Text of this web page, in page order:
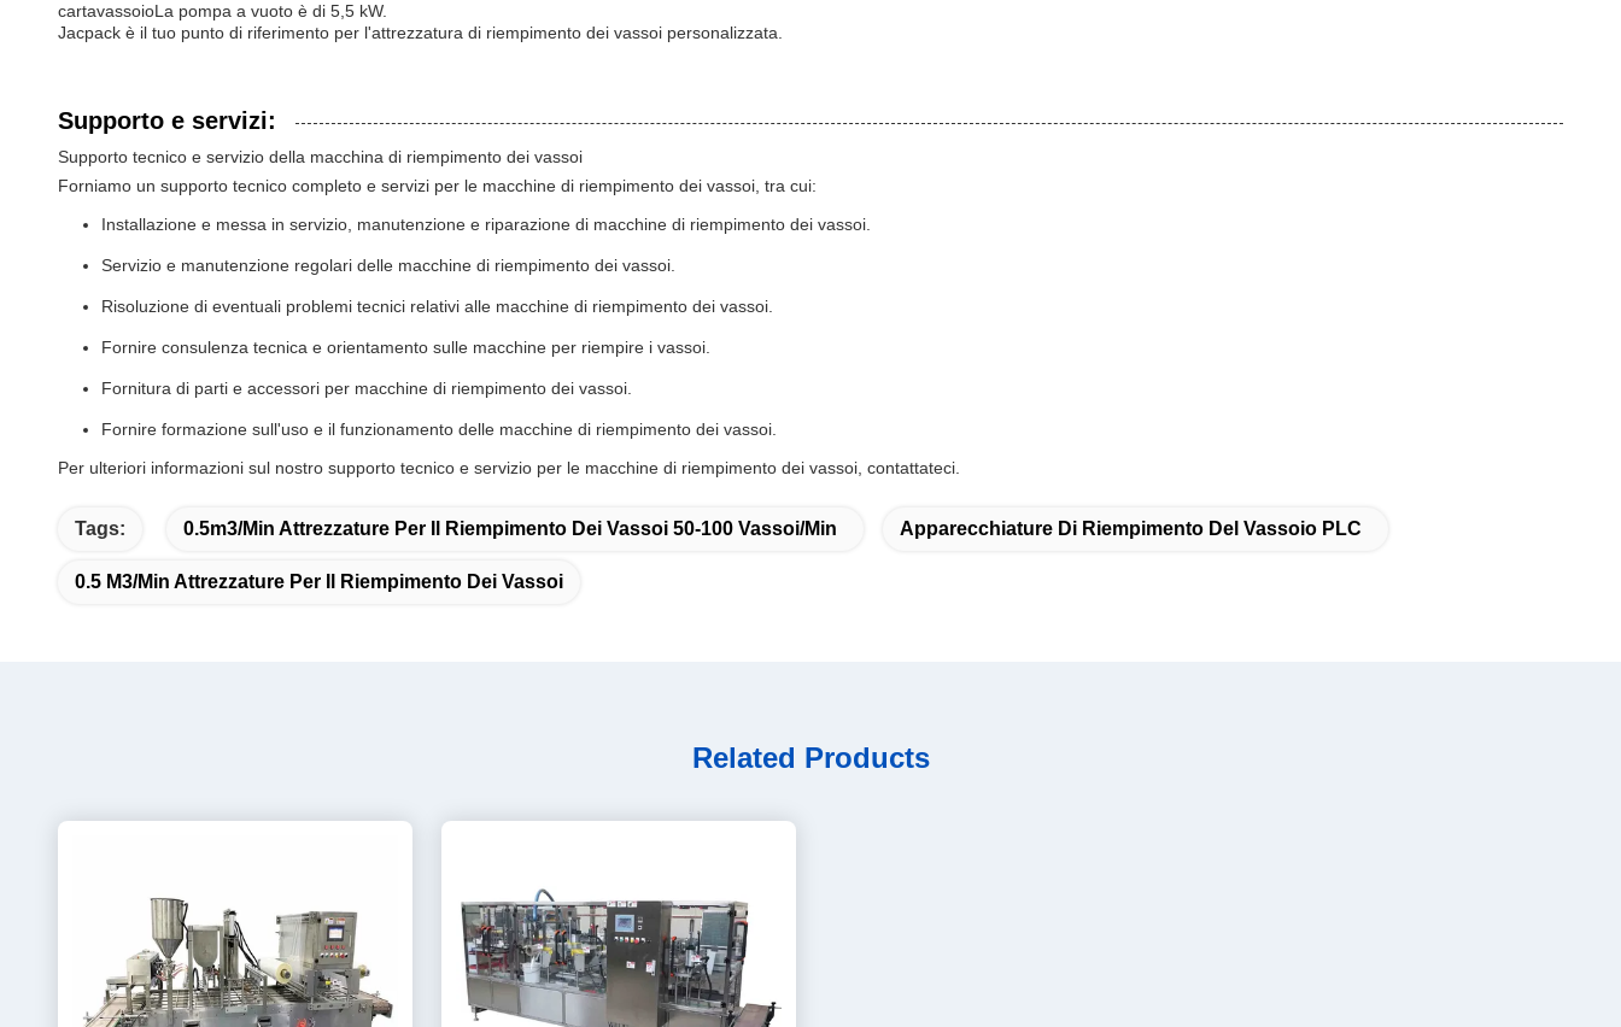
cartavassoioLa pompa a vuoto è di 5,5 kW.
Jacpack è il tuo punto di riferimento per l'attrezzatura di riempimento dei vassoi personalizzata.
Supporto e servizi:
Supporto tecnico e servizio della macchina di riempimento dei vassoi
Forniamo un supporto tecnico completo e servizi per le macchine di riempimento dei vassoi, tra cui:
Installazione e messa in servizio, manutenzione e riparazione di macchine di riempimento dei vassoi.
Servizio e manutenzione regolari delle macchine di riempimento dei vassoi.
Risoluzione di eventuali problemi tecnici relativi alle macchine di riempimento dei vassoi.
Fornire consulenza tecnica e orientamento sulle macchine per riempire i vassoi.
Fornitura di parti e accessori per macchine di riempimento dei vassoi.
Fornire formazione sull'uso e il funzionamento delle macchine di riempimento dei vassoi.
Per ulteriori informazioni sul nostro supporto tecnico e servizio per le macchine di riempimento dei vassoi, contattateci.
Tags: 0.5m3/min Attrezzature Per Il Riempimento Dei Vassoi 50-100 Vassoi/min Apparecchiature Di Riempimento Del Vassoio PLC
0.5 M3/min Attrezzature Per Il Riempimento Dei Vassoi
Related Products